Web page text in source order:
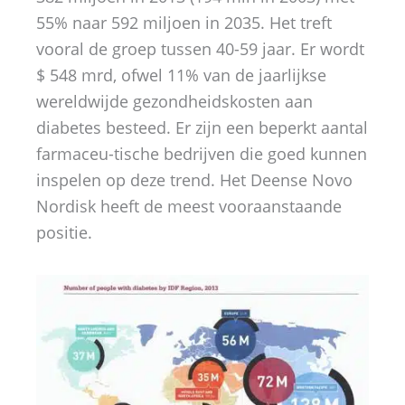
55% naar 592 miljoen in 2035. Het treft
vooral de groep tussen 40-59 jaar. Er wordt
$ 548 mrd, ofwel 11% van de jaarlijkse
wereldwijde gezondheidskosten aan
diabetes besteed. Er zijn een beperkt aantal
farmaceu-tische bedrijven die goed kunnen
inspelen op deze trend. Het Deense Novo
Nordisk heeft de meest vooraanstaande
positie.